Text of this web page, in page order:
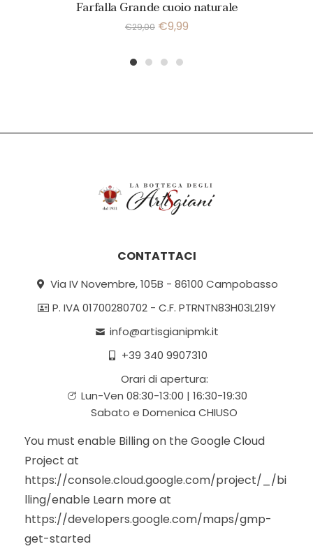
Farfalla Grande cuoio naturale
€29,00 €9,99
CONTATTACI
Via IV Novembre, 105B - 86100 Campobasso
P. IVA 01700280702 - C.F. PTRNTN83H03L219Y
info@artisgianipmk.it
+39 340 9907310
Orari di apertura:
Lun-Ven 08:30-13:00 | 16:30-19:30
Sabato e Domenica CHIUSO
You must enable Billing on the Google Cloud
Project at
https://console.cloud.google.com/project/_/bi
lling/enable Learn more at
https://developers.google.com/maps/gmp-
get-started